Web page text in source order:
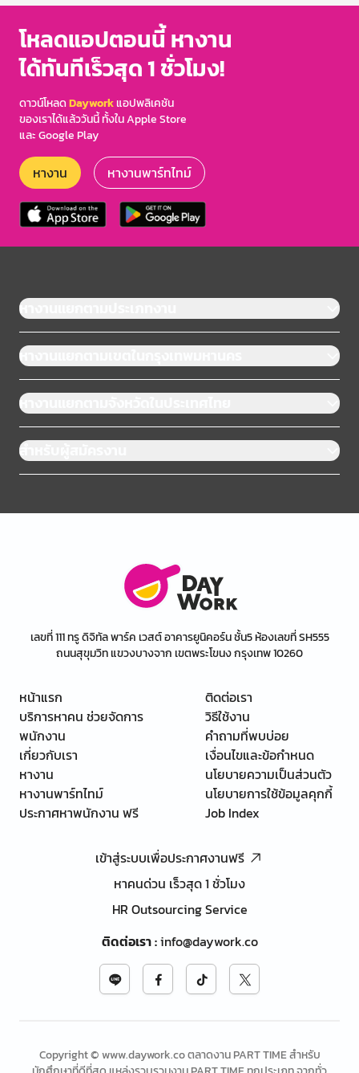
โหลดแอปตอนนี้ หางาน
ได้ทันทีเร็วสุด 1 ชั่วโมง!
ดาวน์โหลดDayworkแอปพลิเคชัน
ของเราได้แล้ววันนี้ ทั้งใน Apple Store
และ Google Play
หางาน หางานพาร์ทไทม์
หางานแยกตามประเภทงาน
หางานแยกตามเขตในกรุงเทพมหานคร
หางานแยกตามจังหวัดในประเทศไทย
สำหรับผู้สมัครงาน
เลขที่ 111 ทรู ดิจิทัล พาร์ค เวสต์ อาคารยูนิคอร์น ชั้น5 ห้องเลขที่ SH555
ถนนสุขุมวิท แขวงบางจาก เขตพระโขนง กรุงเทพ 10260
หน้าแรก
บริการหาคน ช่วยจัดการ
พนักงาน
เกี่ยวกับเรา
หางาน
หางานพาร์ทไทม์
ประกาศหาพนักงาน ฟรี
ติดต่อเรา
วิธีใช้งาน
คำถามที่พบบ่อย
เงื่อนไขและข้อกำหนด
นโยบายความเป็นส่วนตัว
นโยบายการใช้ข้อมูลคุกกี้
Job Index
เข้าสู่ระบบเพื่อประกาศงานฟรี
หาคนด่วน เร็วสุด 1 ชั่วโมง
HR Outsourcing Service
ติดต่อเรา:info@daywork.co
Copyright © www.daywork.co ตลาดงาน PART TIME สำหรับ